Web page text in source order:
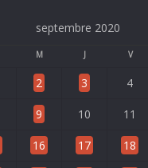
septembre 2020
M J V
2 3 4
9 10 11
16 17 18